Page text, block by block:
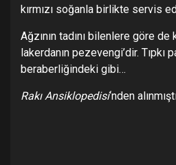
kırmızı soğanla birlikte servis
Ağzının tadını bilenlere göre de
lakerdanın pezevengi’dir. Tıpkı
beraberliğindeki gibi…
Rakı Ansiklopedisi‘nden